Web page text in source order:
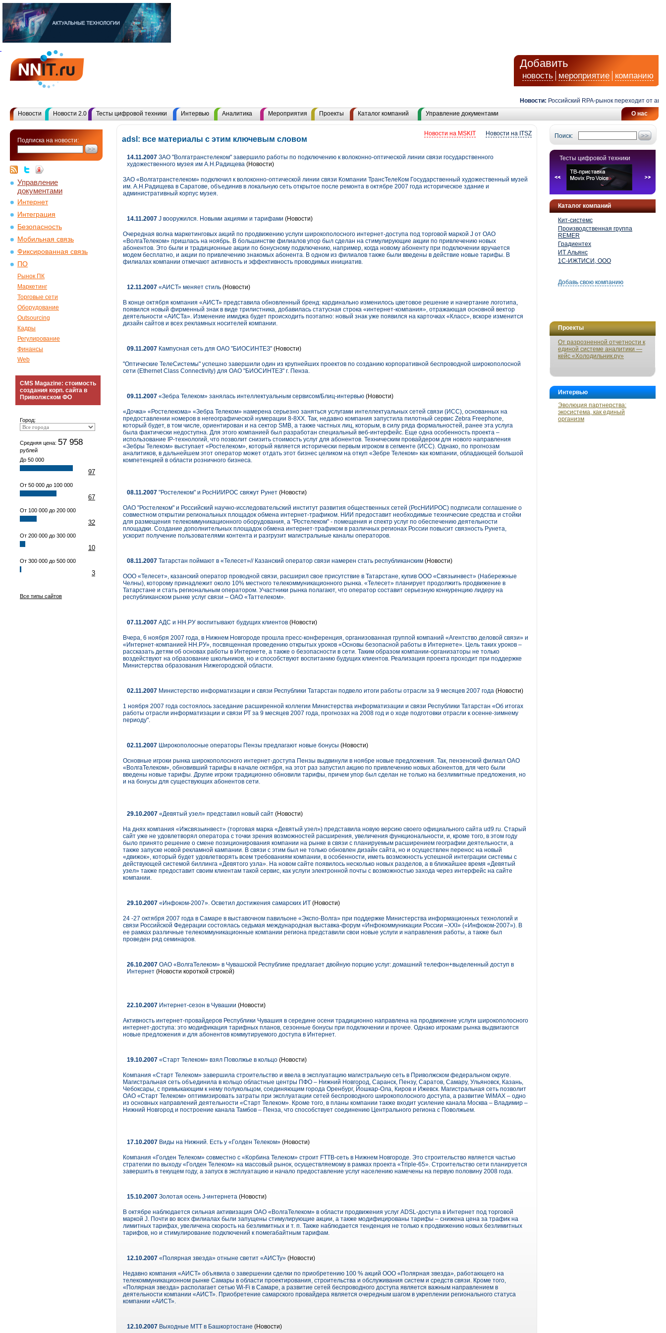
Добавить
новость мероприятие компанию
Новости: Российский RPA-рынок переходит от
О нас
Новости Новости 2.0 Тесты цифровой техники Интервью Аналитика Мероприятия Проекты Каталог компаний Управление документами
Подписка на новости:
Управление
документами
Интернет
Интеграция
Безопасность
Мобильная связь
Фиксированная связь
ПО
Рынок ПК
Маркетинг
Торговые сети
Оборудование
Outsourcing
Кадры
Регулирование
Финансы
Web
CMS Magazine: стоимость
создания корп. сайта в
Приволжском ФО
Город:
Средняя цена: 57 958
рублей
До 50 000
97
От 50 000 до 100 000
67
От 100 000 до 200 000
32
От 200 000 до 300 000
10
От 300 000 до 500 000
3
Все типы сайтов
Поиск:
Тесты цифровой техники
Каталог компаний
Кит-системс
Производственная группа
REMER
Градиентех
ИТ Альянс
1С-ИЖТИСИ, ООО
Добавь свою компанию
Проекты
От разрозненной отчетности к
единой системе аналитики —
кейс «Холодильник.ру»
Интервью
Эволюция партнерства:
экосистема, как единый
организм
Новости на ITSZ
Новости на MSKIT
adsl: все материалы с этим ключевым словом
14.11.2007 ЗАО "Волгатранстелеком" завершило работы по подключению к волоконно-оптической линии связи государственного
художественного музея им А.Н.Радищева (Новости)
ЗАО «Волгатранстелеком» подключил к волоконно-оптической линии связи Компании ТрансТелеКом Государственный художественный музей
им. А.Н.Радищева в Саратове, объединив в локальную сеть открытое после ремонта в октябре 2007 года историческое здание и
административный корпус музея.
14.11.2007 J вооружился. Новыми акциями и тарифами (Новости)
Очередная волна маркетинговых акций по продвижению услуги широкополосного интернет-доступа под торговой маркой J от ОАО
«ВолгаТелеком» пришлась на ноябрь. В большинстве филиалов упор был сделан на стимулирующие акции по привлечению новых
абонентов. Это были и традиционные акции по бонусному подключению, например, когда новому абоненту при подключении вручается
модем бесплатно, и акции по привлечению знакомых абонента. В одном из филиалов также были введены в действие новые тарифы. В
филиалах компании отмечают активность и эффективность проводимых инициатив.
12.11.2007 «АИСТ» меняет стиль (Новости)
В конце октября компания «АИСТ» представила обновленный бренд: кардинально изменилось цветовое решение и начертание логотипа,
появился новый фирменный знак в виде трилистника, добавилась статусная строка «интернет-компания», отражающая основной вектор
деятельности «АИСТа». Изменение имиджа будет происходить поэтапно: новый знак уже появился на карточках «Класс», вскоре изменится
дизайн сайтов и всех рекламных носителей компании.
09.11.2007 Кампусная сеть для ОАО "БИОСИНТЕЗ" (Новости)
"Оптические ТелеСистемы" успешно завершили один из крупнейших проектов по созданию корпоративной беспроводной широкополосной
сети (Ethernet Class Connectivity) для ОАО "БИОСИНТЕЗ" г. Пенза.
09.11.2007 «Зебра Телеком» занялась интеллектуальным сервисом/Блиц-интервью (Новости)
«Дочка» «Ростелекома» «Зебра Телеком» намерена серьезно заняться услугами интеллектуальных сетей связи (ИСС), основанных на
предоставлении номеров в негеографической нумерации 8-8XX. Так, недавно компания запустила пилотный сервис Zebra Freephone,
который будет, в том числе, ориентирован и на сектор SMB, а также частных лиц, которым, в силу ряда формальностей, ранее эта услуга
была фактически недоступна. Для этого компанией был разработан специальный веб-интерфейс. Еще одна особенность проекта –
использование IP-технологий, что позволит снизить стоимость услуг для абонентов. Техническим провайдером для нового направления
«Зебры Телеком» выступает «Ростелеком», который является исторически первым игроком в сегменте (ИСС). Однако, по прогнозам
аналитиков, в дальнейшем этот оператор может отдать этот бизнес целиком на откуп «Зебре Телеком» как компании, обладающей большой
компетенцией в области розничного бизнеса.
08.11.2007 "Ростелеком" и РосНИИРОС свяжут Рунет (Новости)
ОАО "Ростелеком" и Российский научно-исследовательский институт развития общественных сетей (РосНИИРОС) подписали соглашение о
совместном открытии региональных площадок обмена интернет-трафиком. НИИ предоставит необходимые технические средства и стойки
для размещения телекоммуникационного оборудования, а "Ростелеком" - помещения и спектр услуг по обеспечению деятельности
площадки. Создание дополнительных площадок обмена интернет-трафиком в различных регионах России повысит связность Рунета,
ускорит получение пользователями контента и разгрузит магистральные каналы операторов.
08.11.2007 Татарстан поймают в «Телесет»// Казанский оператор связи намерен стать республиканским (Новости)
ООО «Телесет», казанский оператор проводной связи, расширил свое присутствие в Татарстане, купив ООО «Связьинвест» (Набережные
Челны), которому принадлежит около 10% местного телекоммуникационного рынка. «Телесет» планирует продолжить продвижение в
Татарстане и стать региональным оператором. Участники рынка полагают, что оператор составит серьезную конкуренцию лидеру на
республиканском рынке услуг связи – ОАО «Таттелеком».
07.11.2007 АДС и НН.РУ воспитывают будущих клиентов (Новости)
Вчера, 6 ноября 2007 года, в Нижнем Новгороде прошла пресс-конференция, организованная группой компаний «Агентство деловой связи» и
«Интернет-компанией НН.РУ», посвященная проведению открытых уроков «Основы безопасной работы в Интернете». Цель таких уроков –
рассказать детям об основах работы в Интернете, а также о безопасности в сети. Таким образом компании-организаторы не только
воздействуют на образование школьников, но и способствуют воспитанию будущих клиентов. Реализация проекта проходит при поддержке
Министерства образования Нижегородской области.
02.11.2007 Министерство информатизации и связи Республики Татарстан подвело итоги работы отрасли за 9 месяцев 2007 года (Новости)
1 ноября 2007 года состоялось заседание расширенной коллегии Министерства информатизации и связи Республики Татарстан «Об итогах
работы отрасли информатизации и связи РТ за 9 месяцев 2007 года, прогнозах на 2008 год и о ходе подготовки отрасли к осенне-зимнему
периоду".
02.11.2007 Широкополосные операторы Пензы предлагают новые бонусы (Новости)
Основные игроки рынка широкополосного интернет-доступа Пензы выдвинули в ноябре новые предложения. Так, пензенский филиал ОАО
«ВолгаТелеком», обновивший тарифы в начале октября, на этот раз запустил акцию по привлечению новых абонентов, для чего были
введены новые тарифы. Другие игроки традиционно обновили тарифы, причем упор был сделан не только на безлимитные предложения, но
и на бонусы для существующих абонентов сети.
29.10.2007 «Девятый узел» представил новый сайт (Новости)
На днях компания «Ижсвязьинвест» (торговая марка «Девятый узел») представила новую версию своего официального сайта ud9.ru. Старый
сайт уже не удовлетворял оператора с точки зрения возможностей расширения, увеличения функциональности, и, кроме того, в этом году
было принято решение о смене позиционирования компании на рынке в связи с планируемым расширением географии деятельности, а
также запуске новой рекламной кампании. В связи с этим был не только обновлен дизайн сайта, но и осуществлен перенос на новый
«движок», который будет удовлетворять всем требованиям компании, в особенности, иметь возможность успешной интеграции системы с
действующей системой биллинга «Девятого узла». На новом сайте появилось несколько новых разделов, а в ближайшее время «Девятый
узел» также предоставит своим клиентам такой сервис, как услуги электронной почты с возможностью захода через интерфейс на сайте
компании.
29.10.2007 «Инфоком-2007». Осветил достижения самарских ИТ (Новости)
24 -27 октября 2007 года в Самаре в выставочном павильоне «Экспо-Волга» при поддержке Министерства информационных технологий и
связи Российской Федерации состоялась седьмая международная выставка-форум «Инфокоммуникации России –XXI» («Инфоком-2007»). В
ее рамках различные телекоммуникационные компании региона представили свои новые услуги и направления работы, а также был
проведен ряд семинаров.
26.10.2007 ОАО «ВолгаТелеком» в Чувашской Республике предлагает двойную порцию услуг: домашний телефон+выделенный доступ в
Интернет (Новости короткой строкой)
22.10.2007 Интернет-сезон в Чувашии (Новости)
Активность интернет-провайдеров Республики Чувашия в середине осени традиционно направлена на продвижение услуги широкополосного
интернет-доступа: это модификация тарифных планов, сезонные бонусы при подключении и прочее. Однако игроками рынка выдвигаются
новые предложения и для абонентов коммутируемого доступа в Интернет.
19.10.2007 «Старт Телеком» взял Поволжье в кольцо (Новости)
Компания «Старт Телеком» завершила строительство и ввела в эксплуатацию магистральную сеть в Приволжском федеральном округе.
Магистральная сеть объединила в кольцо областные центры ПФО – Нижний Новгород, Саранск, Пензу, Саратов, Самару, Ульяновск, Казань,
Чебоксары, с примыкающим к нему полукольцом, соединяющим города Оренбург, Йошкар-Ола, Киров и Ижевск. Магистральная сеть позволит
ОАО «Старт Телеком» оптимизировать затраты при эксплуатации сетей беспроводного широкополосного доступа, а развитие WiMAX – одно
из основных направлений деятельности «Старт Телеком». Кроме того, в планы компании также входит усиление канала Москва – Владимир –
Нижний Новгород и построение канала Тамбов – Пенза, что способствует соединению Центрального региона с Поволжьем.
17.10.2007 Виды на Нижний. Есть у «Голден Телеком» (Новости)
Компания «Голден Телеком» совместно с «Корбина Телеком» строит FTTB-сеть в Нижнем Новгороде. Это строительство является частью
стратегии по выходу «Голден Телеком» на массовый рынок, осуществляемому в рамках проекта «Triple-65». Строительство сети планируется
завершить в текущем году, а запуск в эксплуатацию и начало предоставление услуг населению намечены на первую половину 2008 года.
15.10.2007 Золотая осень J-интернета (Новости)
В октябре наблюдается сильная активизация ОАО «ВолгаТелеком» в области продвижения услуг ADSL-доступа в Интернет под торговой
маркой J. Почти во всех филиалах были запущены стимулирующие акции, а также модифицированы тарифы – снижена цена за трафик на
лимитных тарифах, увеличена скорость на безлимитных и т. п. Также наблюдается тенденция не только к продвижению новых безлимитных
тарифов, но и стимулирование подключений к помегабайтным тарифам.
12.10.2007 «Полярная звезда» отныне светит «АИСТу» (Новости)
Недавно компания «АИСТ» объявила о завершении сделки по приобретению 100 % акций ООО «Полярная звезда», работающего на
телекоммуникационном рынке Самары в области проектирования, строительства и обслуживания систем и средств связи. Кроме того,
«Полярная звезда» располагает сетью Wi-Fi в Самаре, а развитие сетей беспроводного доступа является важным направлением в
деятельности компании «АИСТ». Приобретение самарского провайдера является очередным шагом в укреплении регионального статуса
компании «АИСТ».
12.10.2007 Выходные МТТ в Башкортостане (Новости)